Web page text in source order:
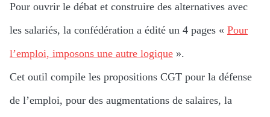
Pour ouvrir le débat et construire des alternatives avec
les salariés, la confédération a édité un 4 pages « Pour
l’emploi, imposons une autre logique ».
Cet outil compile les propositions CGT pour la défense
de l’emploi, pour des augmentations de salaires, la